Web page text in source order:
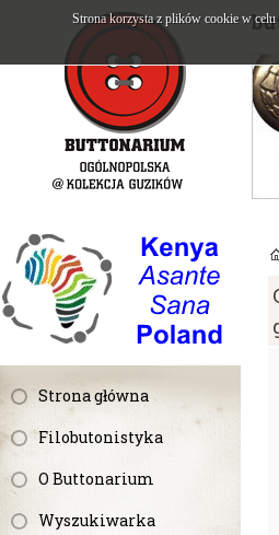
Strona główna
Filobutonistyka
O Buttonarium
Wyszukiwarka
Strona korzysta z plików cookie w celu